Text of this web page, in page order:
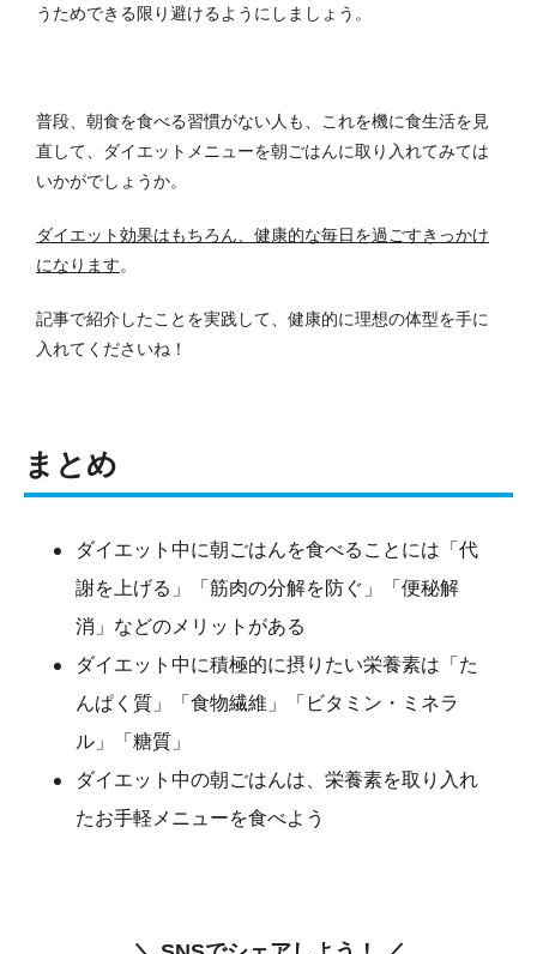
うためできる限り避けるようにしましょう。
普段、朝食を食べる習慣がない人も、これを機に食生活を見
直して、ダイエットメニューを朝ごはんに取り入れてみては
いかがでしょうか。
ダイエット効果はもちろん、健康的な毎日を過ごすきっかけ
になります。
記事で紹介したことを実践して、健康的に理想の体型を手に
入れてくださいね！
まとめ
ダイエット中に朝ごはんを食べることには「代
謝を上げる」「筋肉の分解を防ぐ」「便秘解
消」などのメリットがある
ダイエット中に積極的に摂りたい栄養素は「た
んぱく質」「食物繊維」「ビタミン・ミネラ
ル」「糖質」
ダイエット中の朝ごはんは、栄養素を取り入れ
たお手軽メニューを食べよう